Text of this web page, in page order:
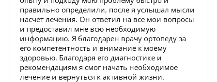
правильно определили, после я услышал мысли
насчет лечения. Он ответил на все мои вопросы
и предоставил мне всю необходимую
информацию. Я благодарен врачу ортопеду за
его компетентность и внимание к моему
здоровью. Благодаря его диагностике и
рекомендациям я смог начать необходимое
лечение и вернуться к активной жизни.